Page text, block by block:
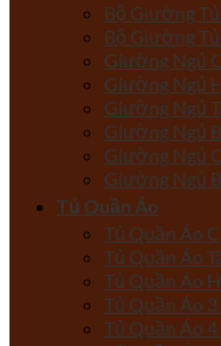
Bộ Giường
Bộ Giường
Giường Ngủ
Giường Ngủ
Giường Ngủ
Giường Ngủ
Giường Ngủ
Giường Ngủ
Tủ Quần Áo
Tủ Quần Áo
Tủ Quần Áo
Tủ Quần Áo
Tủ Quần Áo 3
Tủ Quần Áo 4